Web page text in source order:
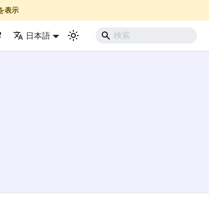
表示
日本語